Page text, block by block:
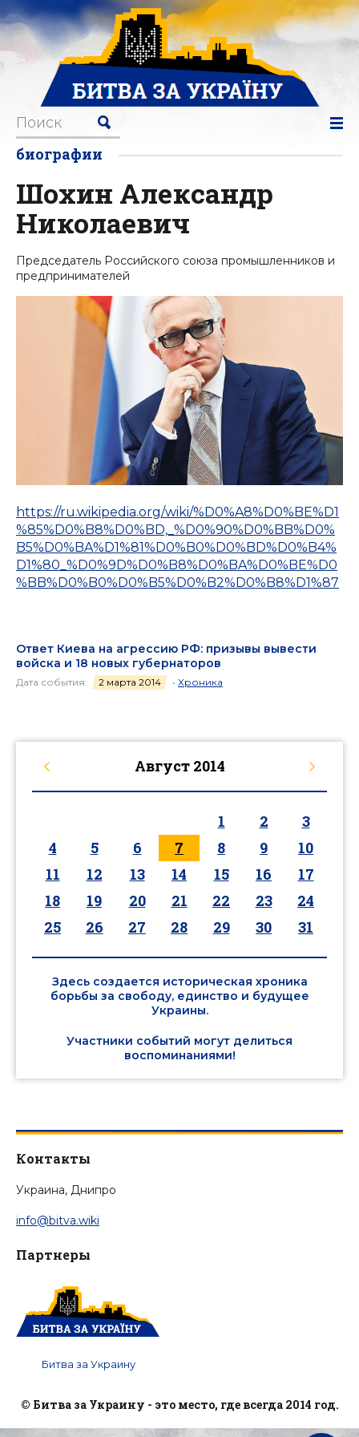
биографии
Шохин Александр
Николаевич
Председатель Российского союза промышленников и
предпринимателей
https://ru.wikipedia.org/wiki/%D0%A8%D0%BE%D1
%85%D0%B8%D0%BD,_%D0%90%D0%BB%D0%
B5%D0%BA%D1%81%D0%B0%D0%BD%D0%B4%
D1%80_%D0%9D%D0%B8%D0%BA%D0%BE%D0
%BB%D0%B0%D0%B5%D0%B2%D0%B8%D1%87
Ответ Киева на агрессию РФ: призывы вывести
войска и 18 новых губернаторов
Дата события: 2 марта 2014 • Хроника
Август 2014
1 2
3
4
5 6 7 8 9
10
11
12 13 14 15 16
17
18
19 20 21 22 23
24
25
26 27 28 29 30 31
Здесь создается историческая хроника
борьбы за свободу, единство и будущее
Украины.
Участники событий могут делиться
воспоминаниями!
Контакты
Украина, Днипро
info@bitva.wiki
Партнеры
Битва за Украину
© Битва за Украину - это место, где всегда 2014 год.